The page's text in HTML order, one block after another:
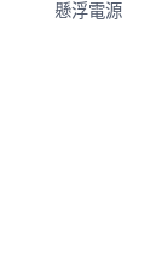
懸浮電源